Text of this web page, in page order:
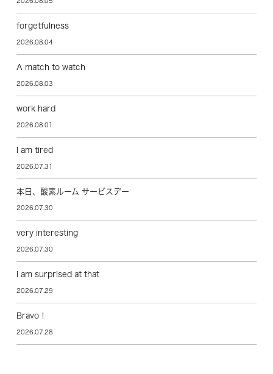
forgetfulness
2026.08.04
A match to watch
2026.08.03
work hard
2026.08.01
I am tired
2026.07.31
本日、酸素ルーム サービスデー
2026.07.30
very interesting
2026.07.30
I am surprised at that
2026.07.29
Bravo！
2026.07.28